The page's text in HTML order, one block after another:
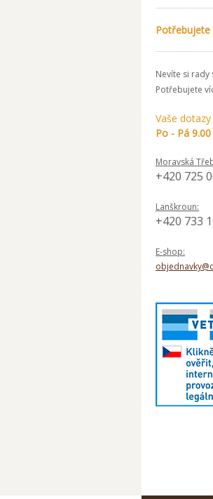
Potřebujete
Nevíte si rady
Potřebujete
Vaše
Po - Pá
Moravská
+420 725
Lanškroun:
+420 733
E-shop: